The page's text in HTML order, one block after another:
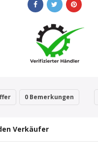
0 Bemerkungen
Verkäufer